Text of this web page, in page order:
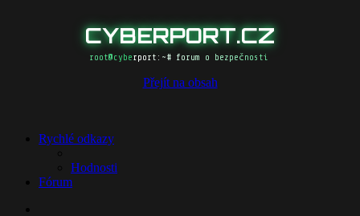
CYBERPORT.CZ
root@cyberport:~# forum o bezpečnosti
Přejít na obsah
Rychlé odkazy
Hodnosti
Fórum